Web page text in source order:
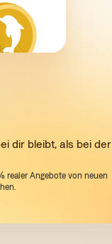
dir bleibt, als bei der
realer Angebote von neuen